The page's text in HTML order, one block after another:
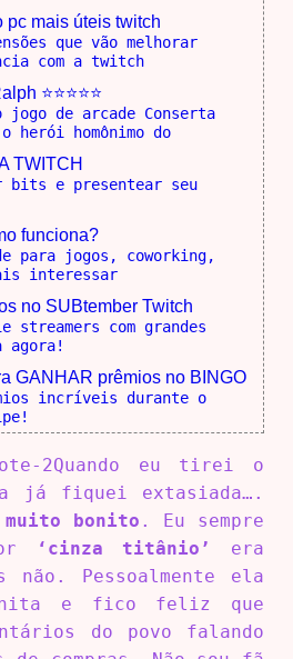
pc mais úteis twitch
que vão melhorar
com a twitch
⭐⭐⭐⭐⭐
de arcade Conserta
herói homônimo do
TWITCH
bits e presentear seu
funciona?
para jogos, coworking,
interessar
no SUBtember Twitch
streamers com grandes
agora!
GANHAR prêmios no BINGO
incríveis durante o
Quando eu tirei o
já fiquei extasiada….
muito bonito . Eu sempre
‘cinza titânio’
era
não. Pessoalmente ela
e fico feliz que
do povo falando